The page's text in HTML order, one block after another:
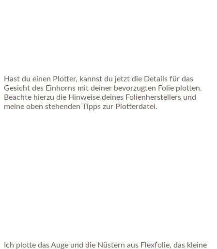
Hast du einen Plotter, kannst du jetzt die Details für das
Gesicht des Einhorns mit deiner bevorzugten Folie plotten.
Beachte hierzu die Hinweise deines Folienherstellers und
meine oben stehenden Tipps zur Plotterdatei.
Ich plotte das Auge und die Nüstern aus Flexfolie, das kleine